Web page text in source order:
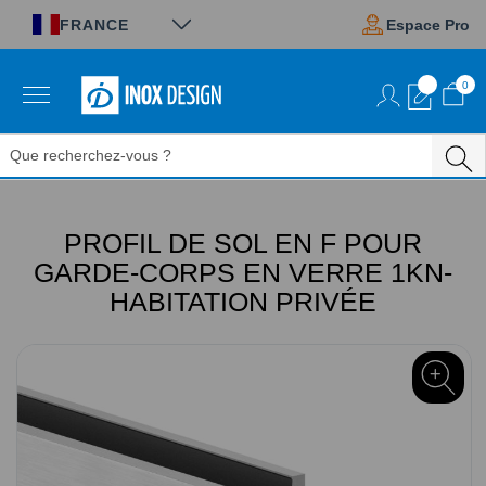
FRANCE Espace Pro
0
contenu
PROFIL DE SOL EN F POUR
GARDE-CORPS EN VERRE 1KN-
HABITATION PRIVÉE
la
fin
Panneau de gestion des cookies